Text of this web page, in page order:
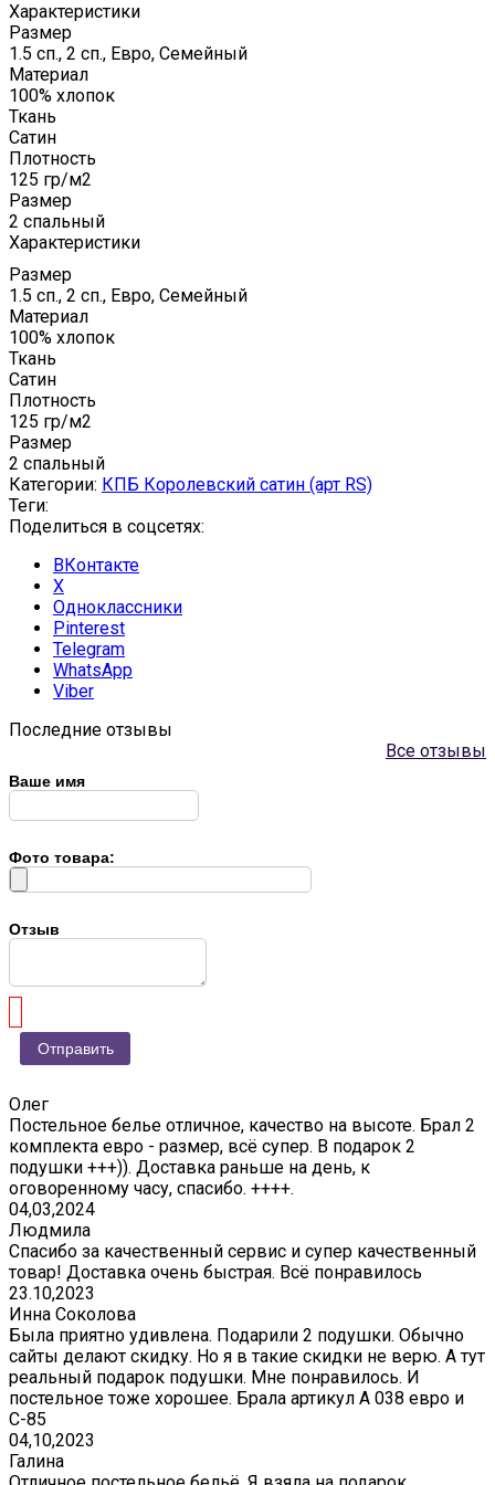
Характеристики
Размер
1.5 сп., 2 сп., Евро, Семейный
Материал
100% хлопок
Ткань
Сатин
Плотность
125 гр/м2
Размер
2 спальный
Характеристики
Размер
1.5 сп., 2 сп., Евро, Семейный
Материал
100% хлопок
Ткань
Сатин
Плотность
125 гр/м2
Размер
2 спальный
Категории: КПБ Королевский сатин (арт RS)
Теги:
Поделиться в соцсетях:
ВКонтакте
X
Одноклассники
Pinterest
Telegram
WhatsApp
Viber
Последние отзывы
Все отзывы
Ваше имя
Фото товара:
Отзыв
Олег
Постельное белье отличное, качество на высоте. Брал 2
комплекта евро - размер, всё супер. В подарок 2
подушки +++)). Доставка раньше на день, к
оговоренному часу, спасибо. ++++.
04,03,2024
Людмила
Спасибо за качественный сервис и супер качественный
товар! Доставка очень быстрая. Всё понравилось
23.10,2023
Инна Соколова
Была приятно удивлена. Подарили 2 подушки. Обычно
сайты делают скидку. Но я в такие скидки не верю. А тут
реальный подарок подушки. Мне понравилось. И
постельное тоже хорошее. Брала артикул А 038 евро и
С-85
04,10,2023
Галина